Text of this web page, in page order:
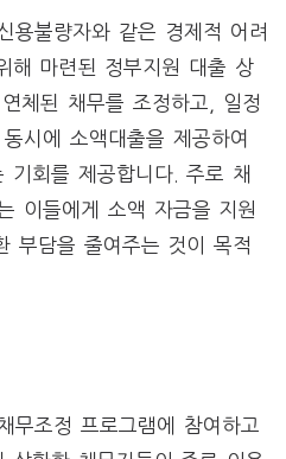
용불량자와 같은 경제적 어려
해 마련된 정부지원 대출 상
체된 채무를 조정하고, 일정
시에 소액대출을 제공하여
기회를 제공합니다. 주로 채
이들에게 소액 자금을 지원
부담을 줄여주는 것이 목적
무조정 프로그램에 참여하고